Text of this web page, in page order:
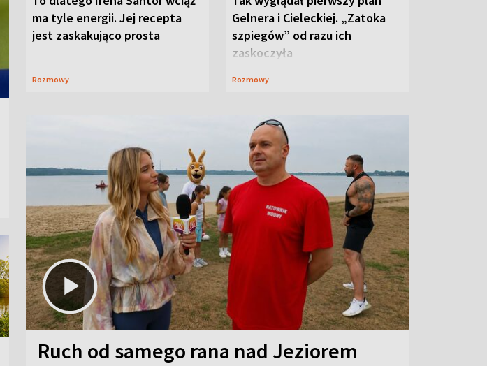
ma tyle energii. Jej recepta
jest zaskakująco prosta
Rozmowy
Gelnera i Cieleckiej. „Zatoka
szpiegów” od razu ich
zaskoczyła
Rozmowy
Ruch od samego rana nad Jeziorem